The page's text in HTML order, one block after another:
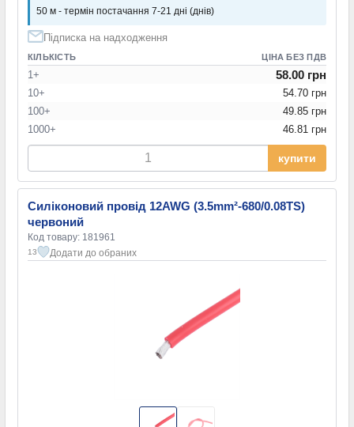
50 м - термін постачання 7-21 дні (днів)
Підписка на надходження
КІЛЬКІСТЬ ЦІНА БЕЗ ПДВ
1+ 58.00 грн
10+
54.70 грн
100+
49.85 грн
1000+
46.81 грн
купити
Силіконовий провід 12AWG (3.5mm²-680/0.08TS)
червоний
Код товару: 181961
13 Додати до обраних